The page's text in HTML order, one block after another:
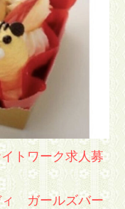
トワーク求人募
ガールズバー